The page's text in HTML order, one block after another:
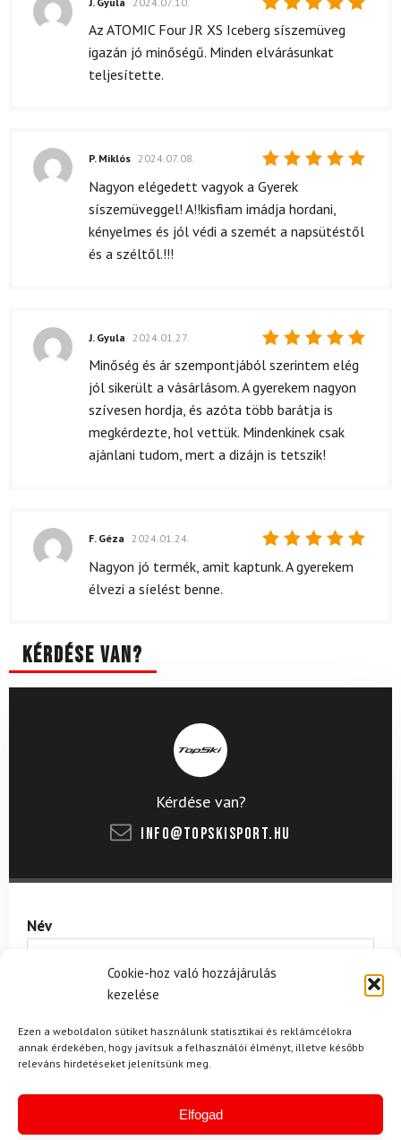
Cookie-hoz való hozzájárulás
kezelése
Ezen a weboldalon sütiket használunk statisztikai és reklámcélokra
annak érdekében, hogy javítsuk a felhasználói élményt, illetve később
releváns hirdetéseket jelenítsünk meg.
Elfogad
Értékelés:
5
Az ATOMIC Four JR XS Iceberg síszemüveg
igazán jó minőségű. Minden elvárásunkat
teljesítette.
Értékelés:
5
P. Miklós 2024.07.08.
Nagyon elégedett vagyok a Gyerek
síszemüveggel! A!!kisfiam imádja hordani,
kényelmes és jól védi a szemét a napsütéstől
és a széltől.!!!
Értékelés:
J. Gyula 2024.01.27.
Minőség és ár szempontjából szerintem elég
jól sikerült a vásárlásom. A gyerekem nagyon
szívesen hordja, és azóta több barátja is
megkérdezte, hol vettük. Mindenkinek csak
ajánlani tudom, mert a dizájn is tetszik!
Értékelés:
/ 5
F. Géza 2024.01.24.
Nagyon jó termék, amit kaptunk. A gyerekem
élvezi a síelést benne.
Kérdése van?
Kérdése van?
info@topskisport.hu
Név